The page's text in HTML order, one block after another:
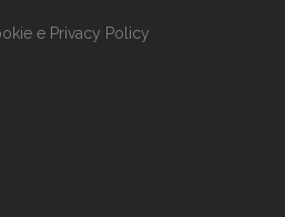
e Privacy Policy